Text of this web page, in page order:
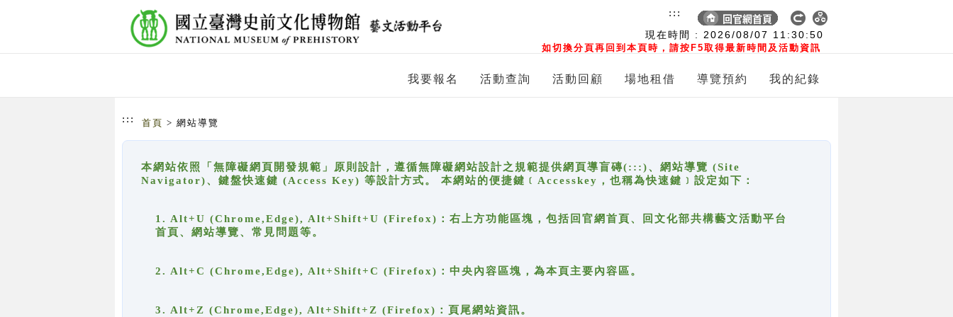
現在時間 : 2026/08/07 11:30:50
如切換分頁再回到本頁時，請按F5取得最新時間及活動資訊
:::
我要報名 活動查詢 活動回顧 場地租借 導覽預約 我的紀錄
::: 首頁 > 網站導覽
本網站依照「無障礙網頁開發規範」原則設計，遵循無障礙網站設計之規範提供網頁導盲磚(:::)、網站導覽 (Site
Navigator)、鍵盤快速鍵 (Access Key) 等設計方式。 本網站的便捷鍵﹝Accesskey，也稱為快速鍵﹞設定如下：
1. Alt+U (Chrome,Edge), Alt+Shift+U (Firefox)：右上方功能區塊，包括回官網首頁、回文化部共構藝文活動平台
首頁、網站導覽、常見問題等。
2. Alt+C (Chrome,Edge), Alt+Shift+C (Firefox)：中央內容區塊，為本頁主要內容區。
3. Alt+Z (Chrome,Edge), Alt+Shift+Z (Firefox)：頁尾網站資訊。